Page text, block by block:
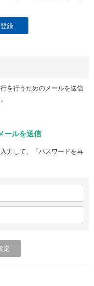
録
を行うためのメールを送信
ールを送信
力して、「パスワードを再